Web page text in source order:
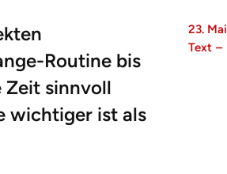
Routine bis
Zeit sinnvoll
wichtiger ist als
23.
Text –